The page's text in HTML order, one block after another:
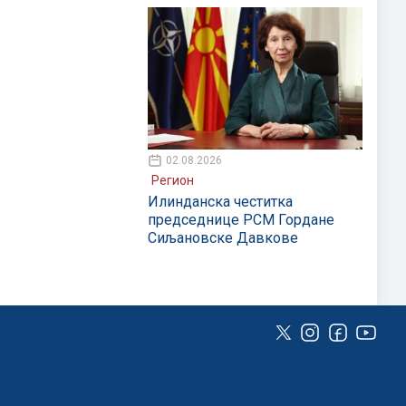
02.08.2026
Регион
Илинданска честитка
председнице РСМ Гордане
Сиљановске Давкове